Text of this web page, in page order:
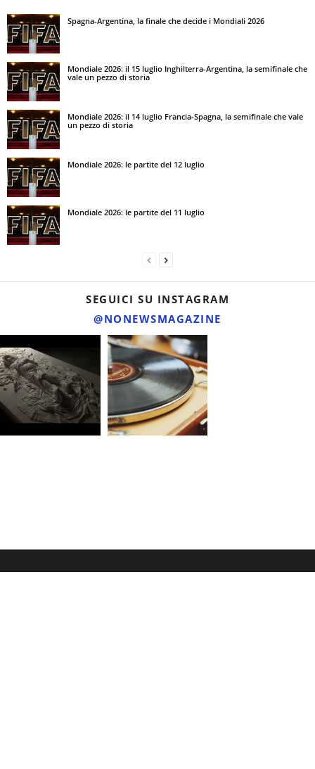
Spagna-Argentina, la finale che decide i Mondiali 2026
Mondiale 2026: il 15 luglio Inghilterra-Argentina, la semifinale che
vale un pezzo di storia
Mondiale 2026: il 14 luglio Francia-Spagna, la semifinale che vale
un pezzo di storia
Mondiale 2026: le partite del 12 luglio
Mondiale 2026: le partite del 11 luglio
SEGUICI SU INSTAGRAM
@NONEWSMAGAZINE